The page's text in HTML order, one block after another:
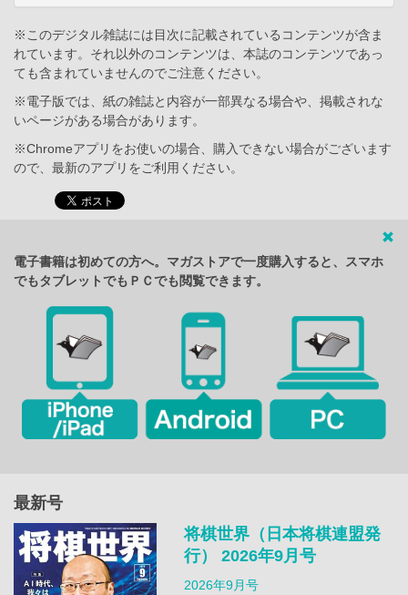
※このデジタル雑誌には目次に記載されているコンテンツが含ま
れています。それ以外のコンテンツは、本誌のコンテンツであっ
ても含まれていませんのでご注意ください。
※電子版では、紙の雑誌と内容が一部異なる場合や、掲載されな
いページがある場合があります。
※Chromeアプリをお使いの場合、購入できない場合がございます
ので、最新のアプリをご利用ください。
電子書籍は初めての方へ。マガストアで一度購入すると、スマホ
でもタブレットでもＰＣでも閲覧できます。
最新号
将棋世界（日本将棋連盟発
行） 2026年9月号
2026年9月号